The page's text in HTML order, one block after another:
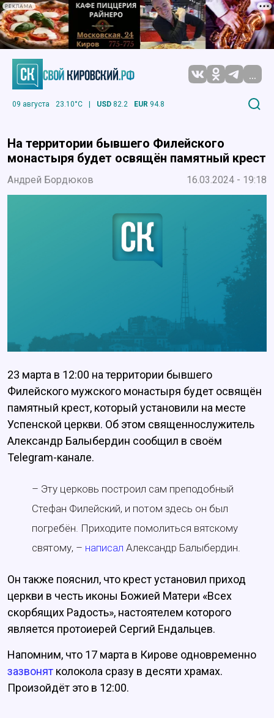
РЕКЛАМА
...
09 августа 23.10°C | USD 82.2 EUR 94.8
На территории бывшего Филейского
монастыря будет освящён памятный крест
Андрей Бордюков 16.03.2024 - 19:18
23 марта в 12:00 на территории бывшего
Филейского мужского монастыря будет освящён
памятный крест, который установили на месте
Успенской церкви. Об этом священнослужитель
Александр Балыбердин сообщил в своём
Telegram-канале.
– Эту церковь построил сам преподобный
Стефан Филейский, и потом здесь он был
погребён. Приходите помолиться вятскому
святому, – написал Александр Балыбердин.
Он также пояснил, что крест установил приход
церкви в честь иконы Божией Матери «Всех
скорбящих Радость», настоятелем которого
является протоиерей Сергий Ендальцев.
Напомним, что 17 марта в Кирове одновременно
зазвонят колокола сразу в десяти храмах.
Произойдёт это в 12:00.